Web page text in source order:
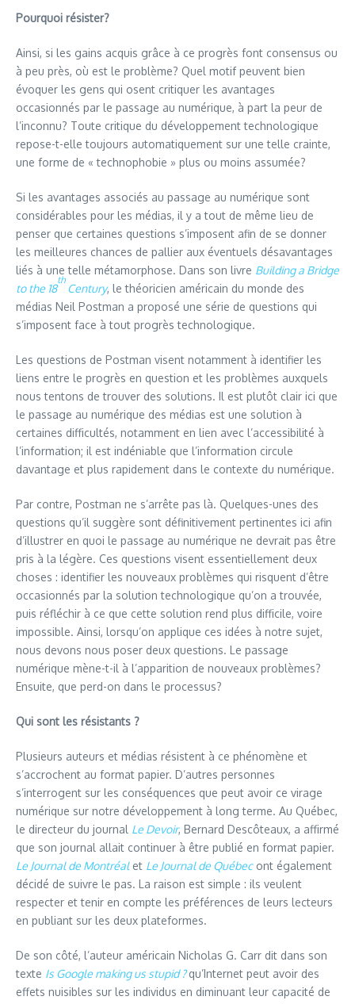
Pourquoi résister?
Ainsi, si les gains acquis grâce à ce progrès font consensus ou
à peu près, où est le problème? Quel motif peuvent bien
évoquer les gens qui osent critiquer les avantages
occasionnés par le passage au numérique, à part la peur de
l’inconnu? Toute critique du développement technologique
repose-t-elle toujours automatiquement sur une telle crainte,
une forme de « technophobie » plus ou moins assumée?
Si les avantages associés au passage au numérique sont
considérables pour les médias, il y a tout de même lieu de
penser que certaines questions s’imposent afin de se donner
les meilleures chances de pallier aux éventuels désavantages
liés à une telle métamorphose. Dans son livre Building a Bridge
to the 18
th
Century, le théoricien américain du monde des
médias Neil Postman a proposé une série de questions qui
s’imposent face à tout progrès technologique.
Les questions de Postman visent notamment à identifier les
liens entre le progrès en question et les problèmes auxquels
nous tentons de trouver des solutions. Il est plutôt clair ici que
le passage au numérique des médias est une solution à
certaines difficultés, notamment en lien avec l’accessibilité à
l’information; il est indéniable que l’information circule
davantage et plus rapidement dans le contexte du numérique.
Par contre, Postman ne s’arrête pas là. Quelques-unes des
questions qu’il suggère sont définitivement pertinentes ici afin
d’illustrer en quoi le passage au numérique ne devrait pas être
pris à la légère. Ces questions visent essentiellement deux
choses : identifier les nouveaux problèmes qui risquent d’être
occasionnés par la solution technologique qu’on a trouvée,
puis réfléchir à ce que cette solution rend plus difficile, voire
impossible. Ainsi, lorsqu’on applique ces idées à notre sujet,
nous devons nous poser deux questions. Le passage
numérique mène-t-il à l’apparition de nouveaux problèmes?
Ensuite, que perd-on dans le processus?
Qui sont les résistants ?
Plusieurs auteurs et médias résistent à ce phénomène et
s’accrochent au format papier. D’autres personnes
s’interrogent sur les conséquences que peut avoir ce virage
numérique sur notre développement à long terme. Au Québec,
le directeur du journal Le Devoir, Bernard Descôteaux, a affirmé
que son journal allait continuer à être publié en format papier.
Le Journal de Montréalet Le Journal de Québecont également
décidé de suivre le pas. La raison est simple : ils veulent
respecter et tenir en compte les préférences de leurs lecteurs
en publiant sur les deux plateformes.
De son côté, l’auteur américain Nicholas G. Carr dit dans son
texte Is Google making us stupid ? qu’Internet peut avoir des
effets nuisibles sur les individus en diminuant leur capacité de